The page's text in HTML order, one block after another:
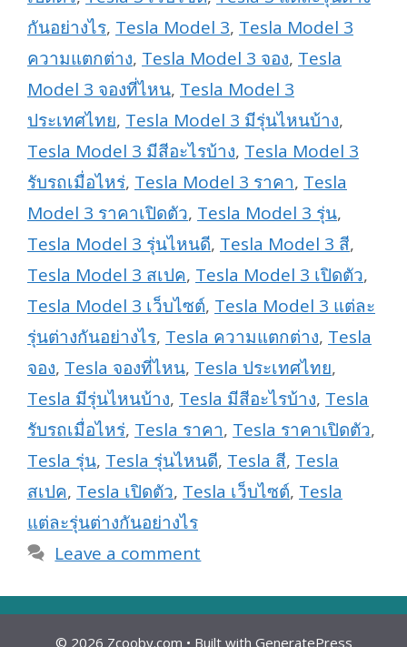
กันอย่างไร, Tesla Model 3, Tesla Model 3
ความแตกต่าง, Tesla Model 3 จอง, Tesla
Model 3 จองที่ไหน, Tesla Model 3
ประเทศไทย, Tesla Model 3 มีรุ่นไหนบ้าง,
Tesla Model 3 มีสีอะไรบ้าง, Tesla Model 3
รับรถเมื่อไหร่, Tesla Model 3 ราคา, Tesla
Model 3 ราคาเปิดตัว, Tesla Model 3 รุ่น,
Tesla Model 3 รุ่นไหนดี, Tesla Model 3 สี,
Tesla Model 3 สเปค, Tesla Model 3 เปิดตัว,
Tesla Model 3 เว็บไซต์, Tesla Model 3 แต่ละ
รุ่นต่างกันอย่างไร, Tesla ความแตกต่าง, Tesla
จอง, Tesla จองที่ไหน, Tesla ประเทศไทย,
Tesla มีรุ่นไหนบ้าง, Tesla มีสีอะไรบ้าง, Tesla
รับรถเมื่อไหร่, Tesla ราคา, Tesla ราคาเปิดตัว,
Tesla รุ่น, Tesla รุ่นไหนดี, Tesla สี, Tesla
สเปค, Tesla เปิดตัว, Tesla เว็บไซต์, Tesla
แต่ละรุ่นต่างกันอย่างไร
Leave a comment
© 2026 Zcooby.com • Built with GeneratePress